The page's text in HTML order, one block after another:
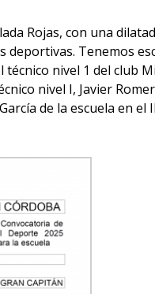
Rojas, con una
Tenemos
nivel 1 del club
nivel I, Javier
de la escuela en el